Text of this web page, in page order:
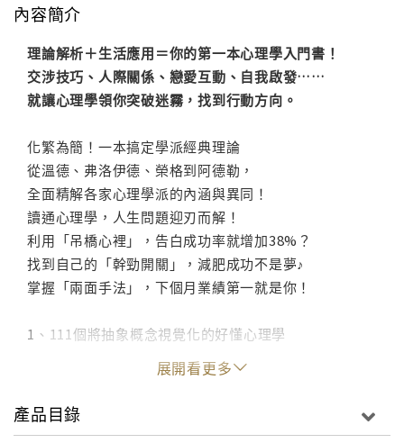
內容簡介
理論解析＋生活應用＝你的第一本心理學入門書！
交涉技巧、人際關係、戀愛互動、自我啟發……
就讓心理學領你突破迷霧，找到行動方向。
化繁為簡！一本搞定學派經典理論
從溫德、弗洛伊德、榮格到阿德勒，
全面精解各家心理學派的內涵與異同！
讀通心理學，人生問題迎刃而解！
利用「吊橋心裡」，告白成功率就增加38%？
找到自己的「幹勁開關」，減肥成功不是夢♪
掌握「兩面手法」，下個月業績第一就是你！
1、111個將抽象概念視覺化的好懂心理學
2、從心理學的流派到各家心理學的關鍵概念，完整掌
3、認識心理學，搞懂自己也搞懂他人，找到更好的人際
關係與自我肯定。
展開看更多
產品目錄